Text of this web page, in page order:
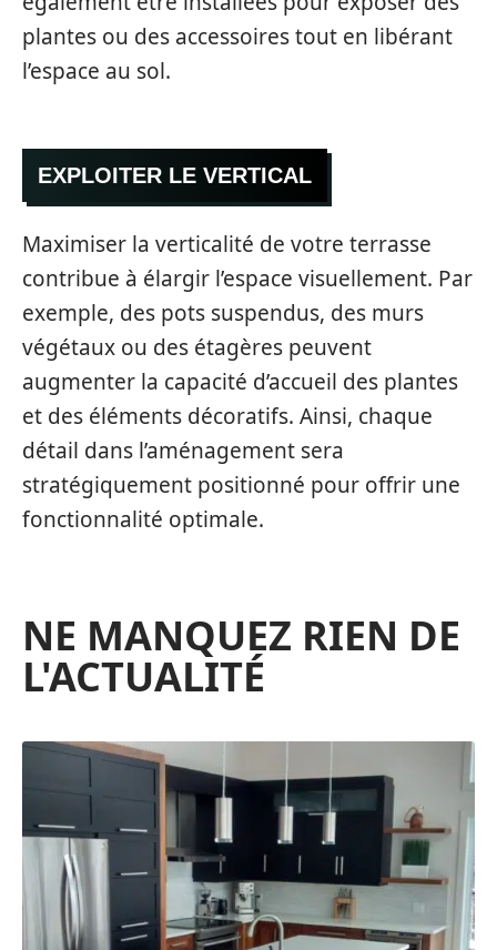
plantes ou des accessoires tout en libérant
l’espace au sol.
EXPLOITER LE VERTICAL
Maximiser la verticalité de votre terrasse
contribue à élargir l’espace visuellement. Par
exemple, des pots suspendus, des murs
végétaux ou des étagères peuvent
augmenter la capacité d’accueil des plantes
et des éléments décoratifs. Ainsi, chaque
détail dans l’aménagement sera
stratégiquement positionné pour offrir une
fonctionnalité optimale.
NE MANQUEZ RIEN DE
L'ACTUALITÉ